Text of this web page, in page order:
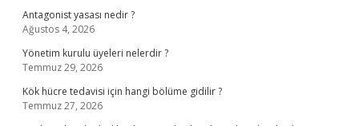
Antagonist yasası nedir ?
Ağustos 4, 2026
Yönetim kurulu üyeleri nelerdir ?
Temmuz 29, 2026
Kök hücre tedavisi için hangi bölüme gidilir ?
Temmuz 27, 2026